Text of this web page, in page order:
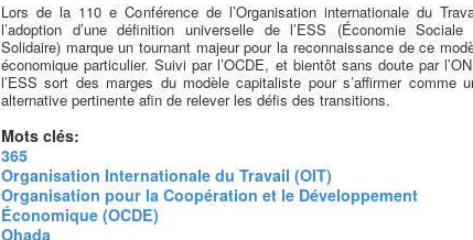
Lors de la 110 e Conférence de l’Organisation internationale du
l’adoption d’une définition universelle de l’ESS (Économie Sociale
Solidaire) marque un tournant majeur pour la reconnaissance de ce
économique particulier. Suivi par l’OCDE, et bientôt sans doute par
l’ESS sort des marges du modèle capitaliste pour s’affirmer comme
alternative pertinente afin de relever les défis des transitions.
Mots clés:
365
Organisation Internationale du Travail (OIT)
Organisation pour la Coopération et le Développement
Économique (OCDE)
Ohada